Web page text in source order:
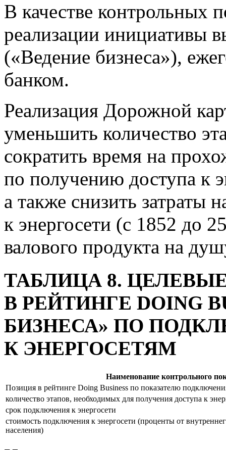
В качестве контрольных
реализации инициативы
(«Ведение бизнеса»),
банком.
Реализация Дорожной
уменьшить количество
сократить время на
по получению доступа к
а также снизить затраты
к энергосети (с 1852 до
валового продукта на
ТАБЛИЦА 8.
В РЕЙТИНГЕ DOING
БИЗНЕСА» ПО
К ЭНЕРГОСЕТЯМ
Наименование контрольного
Позиция в рейтинге Doing Business по показателю
количество этапов, необходимых для получения доступа к
срок подключения к энергосети
стоимость подключения к энергосети (проценты от
населения)